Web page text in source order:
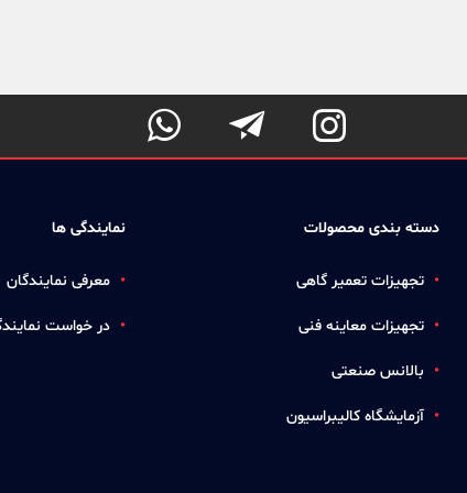



دسته بندی محصولات
تجهیزات تعمیر گاهی
تجهیزات معاینه فنی
بالانس صنعتی
آزمایشگاه کالیبراسیون
نمایندگی ها
معرفی نمایندگان
در خواست